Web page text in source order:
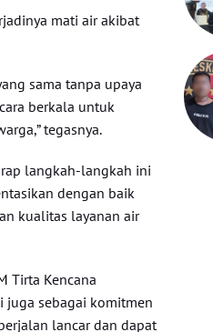
mati air akibat
sama tanpa upaya
berkala untuk
tegasnya.
langkah-langkah ini
dengan baik
kualitas layanan air
Tirta Kencana
juga sebagai komitmen
lancar dan dapat